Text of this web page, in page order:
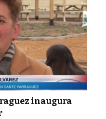
inaugura